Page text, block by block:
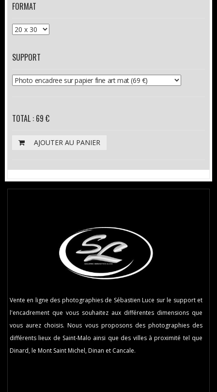
FORMAT
SUPPORT
TOTAL : 69 €
AJOUTER AU PANIER
Vente en ligne des photographies de Sébastien Luce sur le support et
l'encadrement que vous souhaitez aux différentes dimensions que
vous aurez choisis. Nous vous proposons des photographies des
différents lieux de Saint-Malo ainsi que des villes à proximité tel que
Dinard, le Mont Saint Michel, Dinan et Cancale.